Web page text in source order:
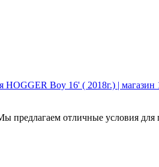
отличные условия